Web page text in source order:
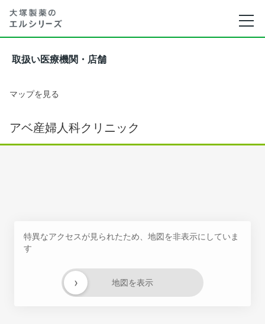
取扱い医療機関・店舗
マップを見る
アベ産婦人科クリニック
特異なアクセスが見られたため、地図を非表示にしていま
す
地図を表示
›